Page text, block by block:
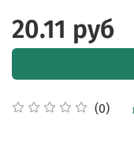
(0)
20.11 руб